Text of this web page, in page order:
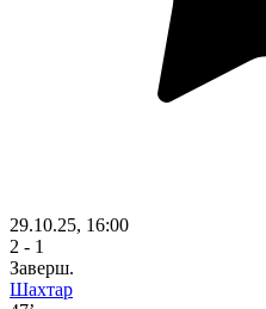
29.10.25, 16:00
2 - 1
Заверш.
Шахтар